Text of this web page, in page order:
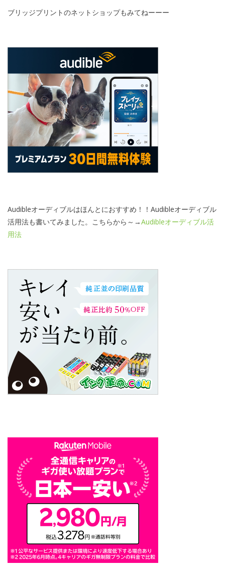
ブリッジプリントのネットショップもみてねーーー
Audibleオーディブルはほんとにおすすめ！！Audibleオーディブル
活用法も書いてみました。こちらから～→Audibleオーディブル活
用法